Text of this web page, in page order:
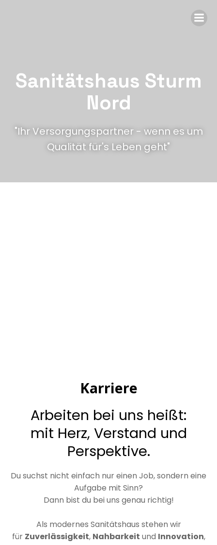
Sanitätshaus Sturm
Nord
"Ihr Versorgungspartner - wenn es um
Qualität für's Leben geht"
Karriere
Arbeiten bei uns heißt:
mit Herz, Verstand und
Perspektive.
Du suchst nicht einfach nur einen Job, sondern eine
Aufgabe mit Sinn?
Dann bist du bei uns genau richtig!
Als modernes Sanitätshaus stehen wir
für Zuverlässigkeit, Nahbarkeit und Innovation,